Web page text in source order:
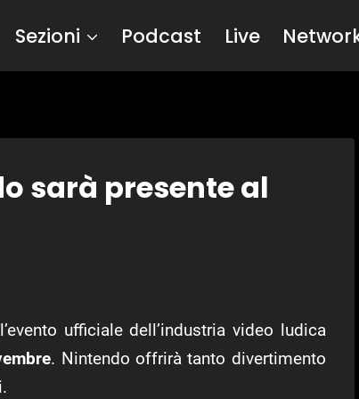
Sezioni Podcast Live
sarà presente al
ufficiale dell’industria video ludica
. Nintendo offrirà tanto divertimento